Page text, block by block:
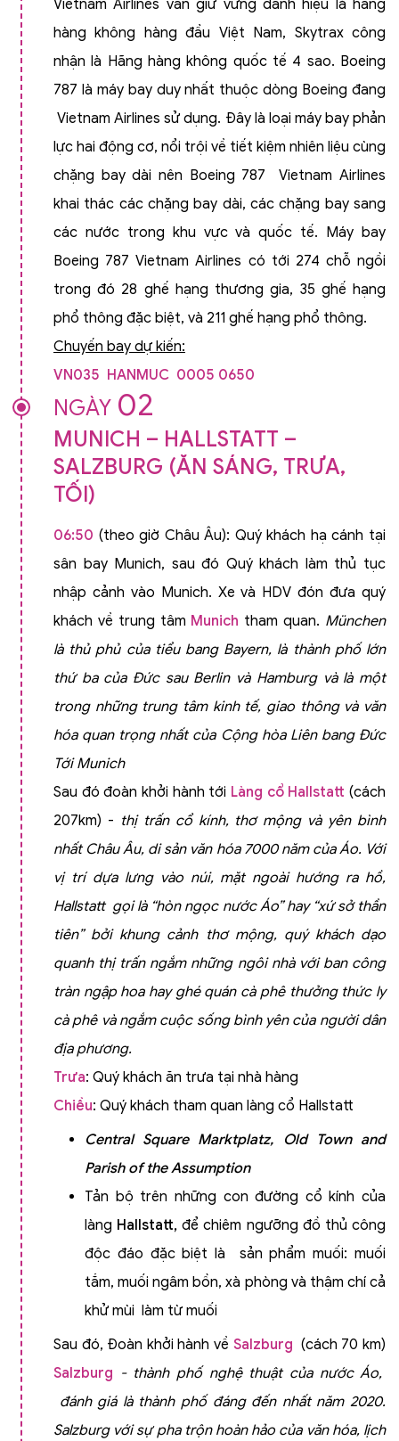
Vietnam Airlines vẫn giữ vững danh hiệu là hãng
hàng không hàng đầu Việt Nam, Skytrax công
nhận là Hãng hàng không quốc tế 4 sao. Boeing
787 là máy bay duy nhất thuộc dòng Boeing đang
Vietnam Airlines sử dụng. Đây là loại máy bay phản
lực hai động cơ, nổi trội về tiết kiệm nhiên liệu cùng
chặng bay dài nên Boeing 787 Vietnam Airlines
khai thác các chặng bay dài, các chặng bay sang
các nước trong khu vực và quốc tế. Máy bay
Boeing 787 Vietnam Airlines có tới 274 chỗ ngồi
trong đó 28 ghế hạng thương gia, 35 ghế hạng
phổ thông đặc biệt, và 211 ghế hạng phổ thông.
Chuyến bay dự kiến:
VN035 HANMUC 0005 0650
NGÀY 02
MUNICH – HALLSTATT –
SALZBURG (ĂN SÁNG, TRƯA,
TỐI)
06:50 (theo giờ Châu Âu): Quý khách hạ cánh tại
sân bay Munich, sau đó Quý khách làm thủ tục
nhập cảnh vào Munich. Xe và HDV đón đưa quý
khách về trung tâm Munich tham quan. München
là thủ phủ của tiểu bang Bayern, là thành phố lớn
thứ ba của Đức sau Berlin và Hamburg và là một
trong những trung tâm kinh tế, giao thông và văn
hóa quan trọng nhất của Cộng hòa Liên bang Đức
Tới Munich
Sau đó đoàn khởi hành tới Làng cổ Hallstatt (cách
207km) - thị trấn cổ kính, thơ mộng và yên bình
nhất Châu Âu, di sản văn hóa 7000 năm của Áo. Với
vị trí dựa lưng vào núi, mặt ngoài hướng ra hồ,
Hallstatt gọi là “hòn ngọc nước Áo” hay “xứ sở thần
tiên” bởi khung cảnh thơ mộng, quý khách dạo
quanh thị trấn ngắm những ngôi nhà với ban công
tràn ngập hoa hay ghé quán cà phê thưởng thức ly
cà phê và ngắm cuộc sống bình yên của người dân
địa phương.
Trưa: Quý khách ăn trưa tại nhà hàng
Chiều: Quý khách tham quan làng cổ Hallstatt
Central Square Marktplatz, Old Town and
Parish of the Assumption
Tản bộ trên những con đường cổ kính của
làng Hallstatt,để chiêm ngưỡng đồ thủ công
độc đáo đặc biệt là sản phẩm muối: muối
tắm, muối ngâm bồn, xà phòng và thậm chí cả
khử mùi làm từ muối
Sau đó, Đoàn khởi hành về Salzburg (cách 70 km)
Salzburg - thành phố nghệ thuật của nước Áo,
đánh giá là thành phố đáng đến nhất năm 2020.
Salzburg với sự pha trộn hoàn hảo của văn hóa, lịch